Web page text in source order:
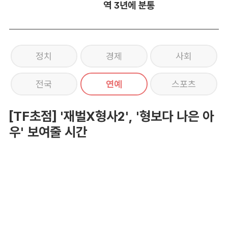
역 3년에 분통
정치 경제 사회
전국 연예 스포츠
[TF초점] '재벌X형사2', '형보다 나은 아
우' 보여줄 시간